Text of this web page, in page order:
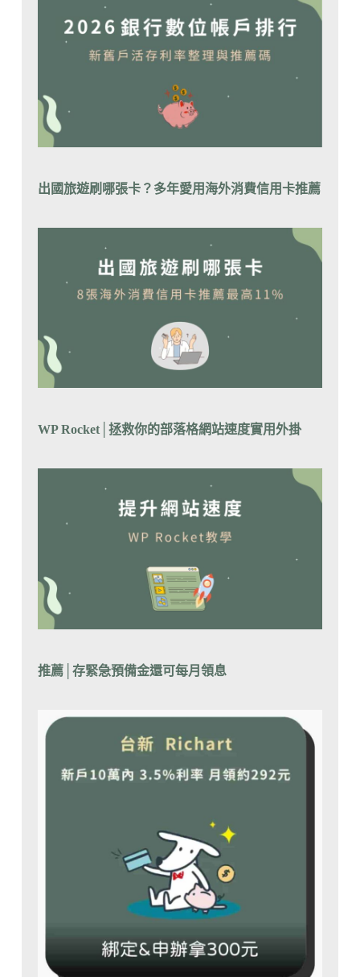
出國旅遊刷哪張卡？ 多年愛用海外消費信用卡推薦
WP Rocket│拯救你的部落格網站速度實用外掛
推薦│ 存緊急預備金還可每月領息